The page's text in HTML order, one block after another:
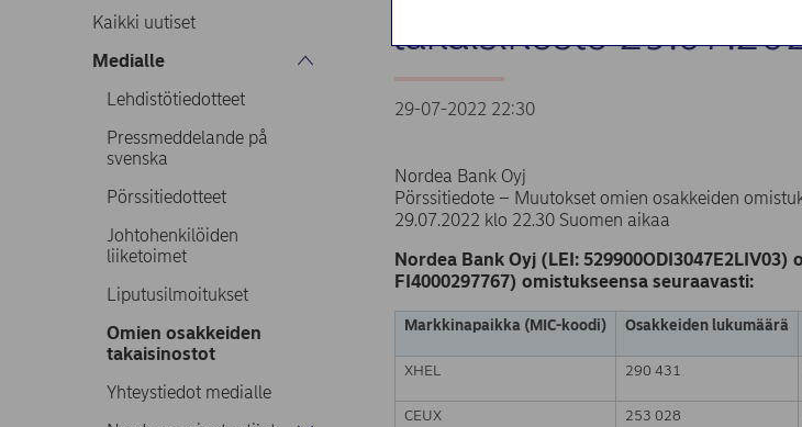
Kaikki uutiset
Medialle
Lehdistötiedotteet
Pressmeddelande på
svenska
Pörssitiedotteet
Johtohenkilöiden
liiketoimet
Liputusilmoitukset
Omien osakkeiden
takaisinostot
Yhteystiedot medialle
takaisinosto
29-07-2022 22:30
Nordea Bank Oyj
Pörssitiedote – Muutokset omien osakkeiden
29.07.2022 klo 22.30 Suomen aikaa
Nordea Bank Oyj (LEI:
FI4000297767) omistukseensa seuraavasti:
Markkinapaikka (MIC-koodi) Osakkeiden lukumäärä
XHEL 290 431
CEUX 253 028